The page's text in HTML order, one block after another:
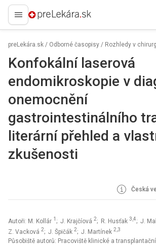
preLekára.sk
preLekára.sk / Odborné časopisy / Rozhledy v
Konfokální laserová
endomikroskopie v
onemocnění
gastrointestinálního
literární přehled a
zkušenosti
Česká
Autoři: M. Kollár 1 ; J. Krajčíová 2; R. Husťak 3,4; J.
Z. Vacková 2; J. Špičák 2; J. Martínek 2,3
Působiště autorů: Pracoviště klinické a